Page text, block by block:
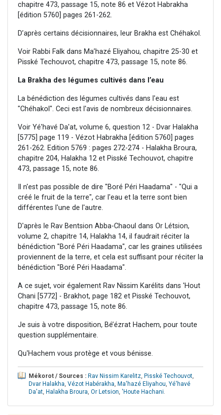
chapitre 473, passage 15, note 86 et Vézot Habrakha
[édition 5760] pages 261-262.
D’après certains décisionnaires, leur Brakha est Chéhakol.
Voir Rabbi Falk dans Ma’hazé Eliyahou, chapitre 25-30 et
Pisské Techouvot, chapitre 473, passage 15, note 86.
La Brakha des légumes cultivés dans l’eau
La bénédiction des légumes cultivés dans l'eau est
"Chéhakol". Ceci est l'avis de nombreux décisionnaires.
Voir Yé'havé Da'at, volume 6, question 12 - Dvar Halakha
[5775] page 119 - Vézot Habrakha [édition 5760] pages
261-262. Edition 5769 : pages 272-274 - Halakha Broura,
chapitre 204, Halakha 12 et Pisské Techouvot, chapitre
473, passage 15, note 86.
Il n'est pas possible de dire "Boré Péri Haadama" - "Qui a
créé le fruit de la terre", car l'eau et la terre sont bien
différentes l'une de l'autre.
D'après le Rav Bentsion Abba-Chaoul dans Or Létsion,
volume 2, chapitre 14, Halakha 14, il faudrait réciter la
bénédiction "Boré Péri Haadama", car les graines utilisées
proviennent de la terre, et cela est suffisant pour réciter la
bénédiction "Boré Péri Haadama".
A ce sujet, voir également Rav Nissim Karélits dans 'Hout
Chani [5772] - Brakhot, page 182 et Pisské Techouvot,
chapitre 473, passage 15, note 86.
Je suis à votre disposition, Bé’ézrat Hachem, pour toute
question supplémentaire.
Qu'Hachem vous protège et vous bénisse.
Mékorot / Sources : Rav Nissim Karelitz, Pisské Techouvot,
Dvar Halakha, Vézot Habérakha, Ma'hazé Eliyahou, Yé'havé
Da'at, Halakha Broura, Or Letsion, 'Houte Hachani.